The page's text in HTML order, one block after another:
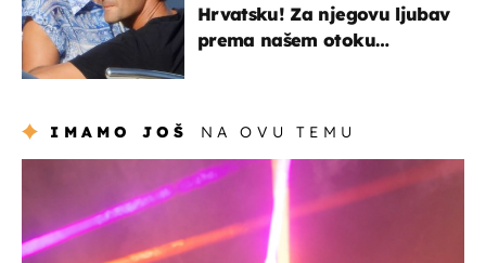
Hrvatsku! Za njegovu ljubav
prema našem otoku
IMAMO JOŠ NA OVU TEMU